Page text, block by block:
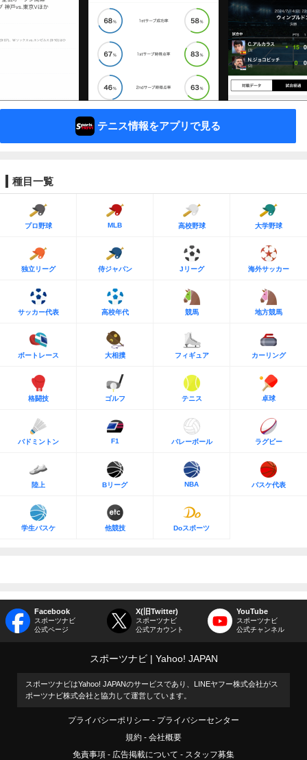
テニス情報をアプリで見る
種目一覧
プロ野球 MLB 高校野球 大学野球
独立リーグ 侍ジャパン Jリーグ 海外サッカー
サッカー代表 高校年代 競馬 地方競馬
ボートレース 大相撲 フィギュア カーリング
格闘技 ゴルフ テニス 卓球
バドミントン F1 バレーボール ラグビー
陸上 Bリーグ NBA バスケ代表
学生バスケ 他競技 Doスポーツ
Facebook
スポーツナビ
公式ページ
X(旧Twitter)
スポーツナビ
公式アカウント
YouTube
スポーツナビ
公式チャンネル
スポーツナビ Yahoo! JAPAN
スポーツナビはYahoo! JAPANのサービスであり、LINEヤフー株式会社がス
ポーツナビ株式会社と協力して運営しています。
プライバシーポリシー
プライバシーセンター
規約
会社概要
免責事項
広告掲載について スタッフ募集